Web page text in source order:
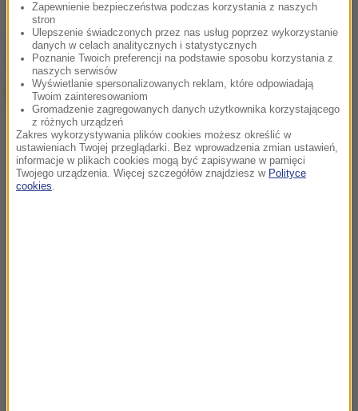
chcesz widzieć więcej artykułów od RMF24?
dodaj w
Google
Zapewnienie bezpieczeństwa podczas korzystania z naszych
stron
Ulepszenie świadczonych przez nas usług poprzez wykorzystanie
danych w celach analitycznych i statystycznych
Poznanie Twoich preferencji na podstawie sposobu korzystania z
naszych serwisów
Wyświetlanie spersonalizowanych reklam, które odpowiadają
Twoim zainteresowaniom
Gromadzenie zagregowanych danych użytkownika korzystającego
z różnych urządzeń
Zakres wykorzystywania plików cookies możesz określić w
ustawieniach Twojej przeglądarki. Bez wprowadzenia zmian ustawień,
informacje w plikach cookies mogą być zapisywane w pamięci
Twojego urządzenia. Więcej szczegółów znajdziesz w Polityce
cookies